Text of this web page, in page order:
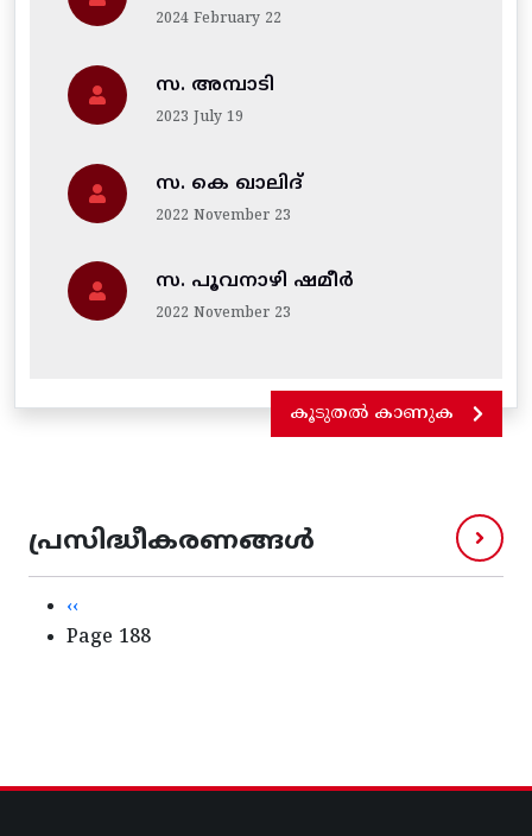
2024 February 22
സ. അമ്പാടി
2023 July 19
സ. കെ ഖാലിദ്
2022 November 23
സ. പൂവനാഴി ഷമീർ
2022 November 23
കൂടുതൽ കാണുക
പ്രസിദ്ധീകരണങ്ങൾ
Pagination
Previous page
‹‹
Page 188